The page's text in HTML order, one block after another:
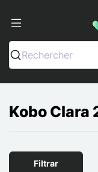
Rechercher
Kobo Clara
Filtrar